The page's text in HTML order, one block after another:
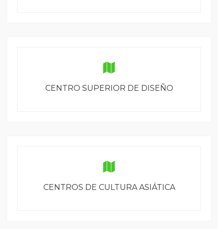
CENTRO SUPERIOR DE DISEÑO
CENTROS DE CULTURA ASIÁTICA